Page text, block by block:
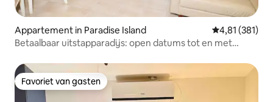
Appartement in Paradise Island Gemiddelde
4,81 (381)
Betaalbaar uitstapparadijs: open datums tot en met
Favoriet van gasten
Favoriet van gasten